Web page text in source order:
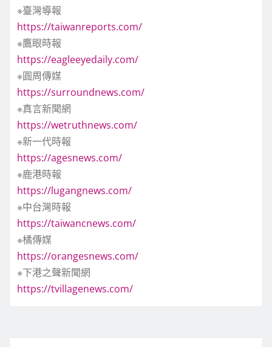
※臺灣導報
https://taiwanreports.com/
※鷹眼時報
https://eagleeyedaily.com/
※圓周傳媒
https://surroundnews.com/
※真言新聞網
https://wetruthnews.com/
※新一代時報
https://agesnews.com/
※鹿港時報
https://lugangnews.com/
※中台灣時報
https://taiwancnews.com/
※橘傳媒
https://orangesnews.com/
※下港之聲新聞網
https://tvillagenews.com/